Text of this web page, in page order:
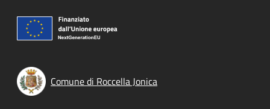
Comune di Roccella Jonica